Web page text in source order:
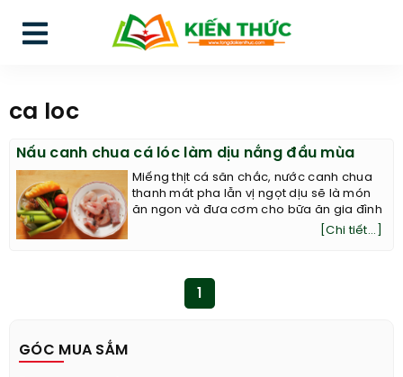
ca loc
Nấu canh chua cá lóc làm dịu nắng đầu mùa
Miếng thịt cá săn chắc, nước canh chua
thanh mát pha lẫn vị ngọt dịu sẽ là món
ăn ngon và đưa cơm cho bữa ăn gia đình
[Chi tiết...]
GÓC MUA SẮM